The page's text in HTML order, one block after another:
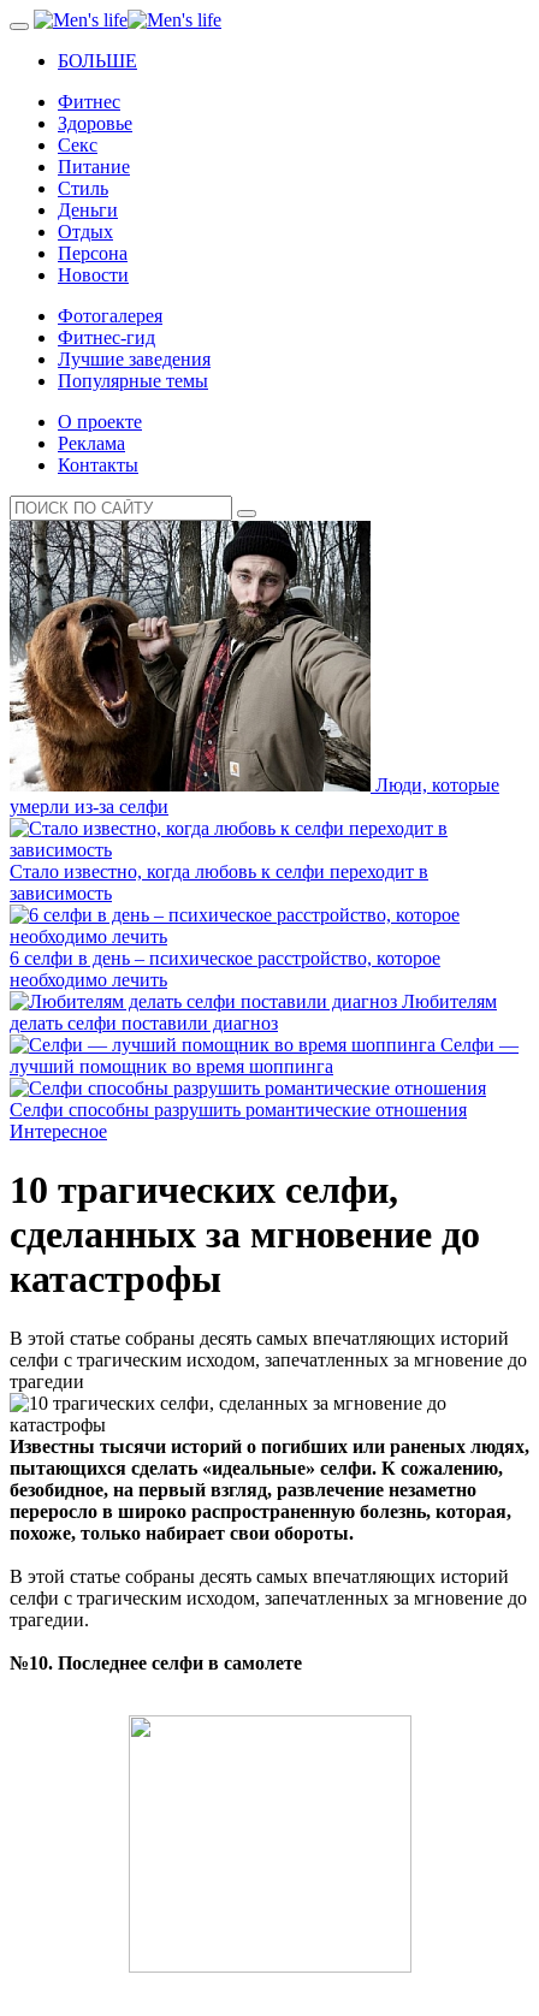
БОЛЬШЕ
Фитнес
Здоровье
Секс
Питание
Стиль
Деньги
Отдых
Персона
Новости
Фотогалерея
Фитнес-гид
Лучшие заведения
Популярные темы
О проекте
Реклама
Контакты
Люди, которые
умерли из-за селфи
Стало известно, когда любовь к селфи переходит в
зависимость
6 селфи в день – психическое расстройство, которое
необходимо лечить
Любителям
делать селфи поставили диагноз
Селфи —
лучший помощник во время шоппинга
Селфи способны разрушить романтические отношения
Интересное
10 трагических селфи,
сделанных за мгновение до
катастрофы
В этой статье собраны десять самых впечатляющих историй
селфи с трагическим исходом, запечатленных за мгновение до
трагедии
Известны тысячи историй о погибших или раненых людях,
пытающихся сделать «идеальные» селфи. К сожалению,
безобидное, на первый взгляд, развлечение незаметно
переросло в широко распространенную болезнь, которая,
похоже, только набирает свои обороты.
В этой статье собраны десять самых впечатляющих историй
селфи с трагическим исходом, запечатленных за мгновение до
трагедии.
№10. Последнее селфи в самолете